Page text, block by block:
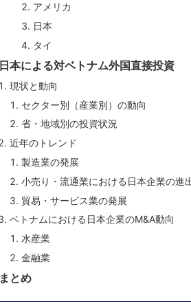
アメリカ
日本
タイ
日本による対ベトナム外国直接投資
現状と動向
セクター別（産業別）の動向
省・地域別の投資状況
近年のトレンド
製造業の発展
小売り・流通業における日本企業の進
貿易・サービス業の発展
ベトナムにおける日本企業のM&A動向
水産業
金融業
まとめ